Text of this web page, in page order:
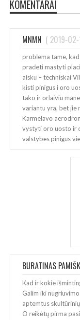
KOMENTARAI
MNMN ( 2019-
problema tame,
pradeti mastyti
aisku – techniskai
kisti pinigus i oro
tako ir orlaiviu
variantu yra, bet jie
Karmelavo
vystyti oro uosto ir
valstybes pinigus
BURATINAS
Kad ir kokie
Galim iki
aptemtus
O reikėtų pirma